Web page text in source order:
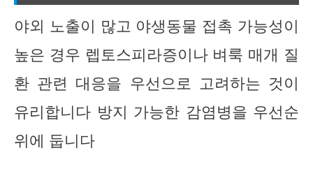
야외 노출이 많고 야생동물 접촉 가능성이
높은 경우 렙토스피라증이나 벼룩 매개 질
환 관련 대응을 우선으로 고려하는 것이
유리합니다 방지 가능한 감염병을 우선순
위에 둡니다